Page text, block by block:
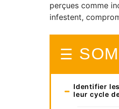
perçues comme
infestent,
Identifier
leur cycle